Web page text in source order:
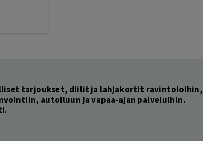
tarjoukset, diilit ja lahjakortit ravintoloihin,
autoiluun ja vapaa-ajan palveluihin.